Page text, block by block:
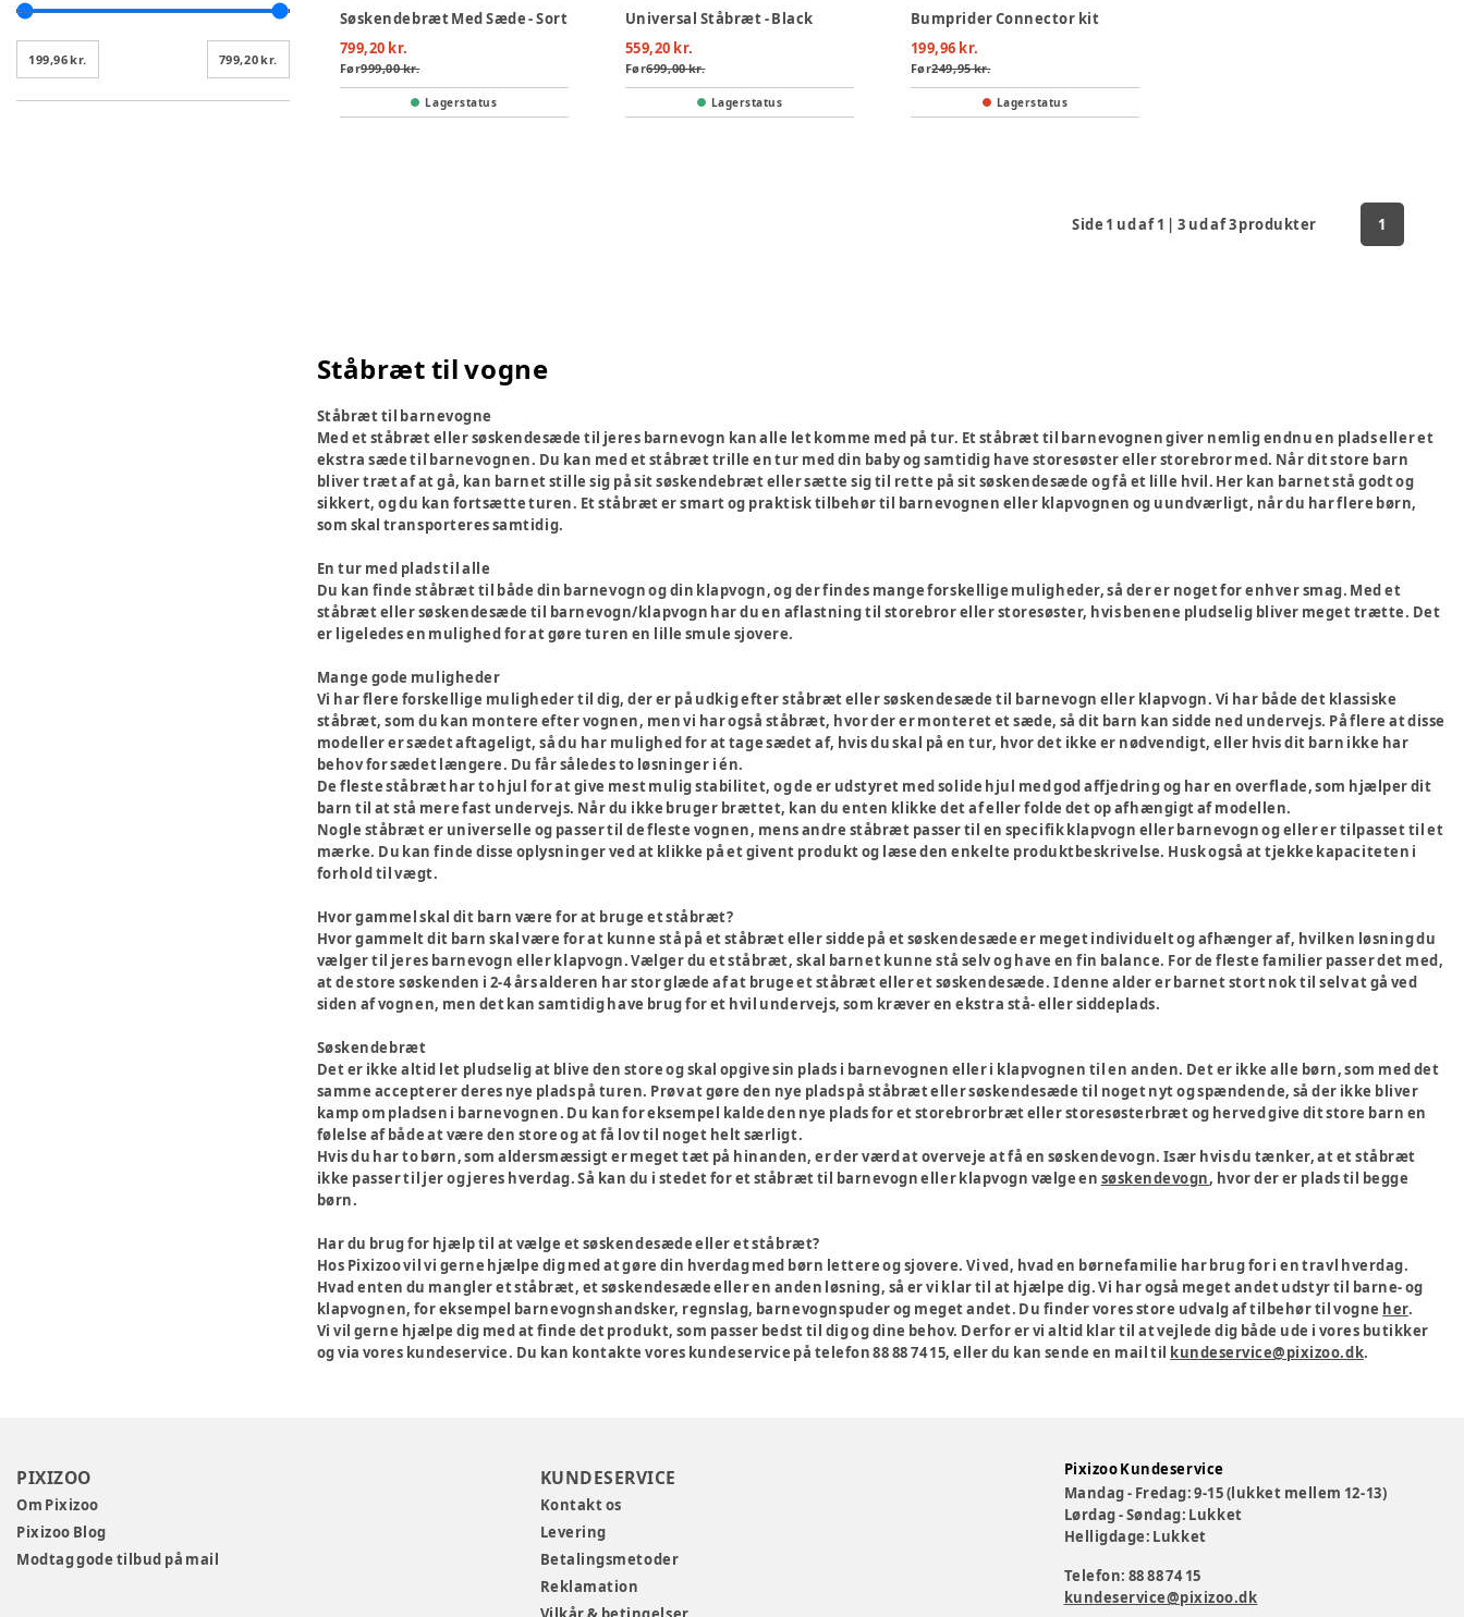
199,96 kr. 799,20 kr.
Søskendebræt Med Sæde - Sort
799,20 kr.
Før999,00 kr.
Lagerstatus
Universal Ståbræt - Black
559,20 kr.
Før699,00 kr.
Lagerstatus
Bumprider Connector kit
199,96 kr.
Før249,95 kr.
Lagerstatus
Side 1 ud af1 |3 ud af3produkter 1
Ståbræt til vogne
Ståbræt til barnevogne
Med et ståbræt eller søskendesæde til jeres barnevogn kan alle let komme med på tur. Et ståbræt til barnevognen giver nemlig endnu en plads eller et
ekstra sæde til barnevognen. Du kan med et ståbræt trille en tur med din baby og samtidig have storesøster eller storebror med. Når dit store barn
bliver træt af at gå, kan barnet stille sig på sit søskendebræt eller sætte sig til rette på sit søskendesæde og få et lille hvil. Her kan barnet stå godt og
sikkert, og du kan fortsætte turen. Et ståbræt er smart og praktisk tilbehør til barnevognen eller klapvognen og uundværligt, når du har flere børn,
som skal transporteres samtidig.
En tur med plads til alle
Du kan finde ståbræt til både din barnevogn og din klapvogn, og der findes mange forskellige muligheder, så der er noget for enhver smag. Med et
ståbræt eller søskendesæde til barnevogn/klapvogn har du en aflastning til storebror eller storesøster, hvis benene pludselig bliver meget trætte. Det
er ligeledes en mulighed for at gøre turen en lille smule sjovere.
Mange gode muligheder
Vi har flere forskellige muligheder til dig, der er på udkig efter ståbræt eller søskendesæde til barnevogn eller klapvogn. Vi har både det klassiske
ståbræt, som du kan montere efter vognen, men vi har også ståbræt, hvor der er monteret et sæde, så dit barn kan sidde ned undervejs. På flere at disse
modeller er sædet aftageligt, så du har mulighed for at tage sædet af, hvis du skal på en tur, hvor det ikke er nødvendigt, eller hvis dit barn ikke har
behov for sædet længere. Du får således to løsninger i én.
De fleste ståbræt har to hjul for at give mest mulig stabilitet, og de er udstyret med solide hjul med god affjedring og har en overflade, som hjælper dit
barn til at stå mere fast undervejs. Når du ikke bruger brættet, kan du enten klikke det af eller folde det op afhængigt af modellen.
Nogle ståbræt er universelle og passer til de fleste vognen, mens andre ståbræt passer til en specifik klapvogn eller barnevogn og eller er tilpasset til et
mærke. Du kan finde disse oplysninger ved at klikke på et givent produkt og læse den enkelte produktbeskrivelse. Husk også at tjekke kapaciteten i
forhold til vægt.
Hvor gammel skal dit barn være for at bruge et ståbræt?
Hvor gammelt dit barn skal være for at kunne stå på et ståbræt eller sidde på et søskendesæde er meget individuelt og afhænger af, hvilken løsning du
vælger til jeres barnevogn eller klapvogn. Vælger du et ståbræt, skal barnet kunne stå selv og have en fin balance. For de fleste familier passer det med,
at de store søskenden i 2-4 års alderen har stor glæde af at bruge et ståbræt eller et søskendesæde. I denne alder er barnet stort nok til selv at gå ved
siden af vognen, men det kan samtidig have brug for et hvil undervejs, som kræver en ekstra stå- eller siddeplads.
Søskendebræt
Det er ikke altid let pludselig at blive den store og skal opgive sin plads i barnevognen eller i klapvognen til en anden. Det er ikke alle børn, som med det
samme accepterer deres nye plads på turen. Prøv at gøre den nye plads på ståbræt eller søskendesæde til noget nyt og spændende, så der ikke bliver
kamp om pladsen i barnevognen. Du kan for eksempel kalde den nye plads for et storebrorbræt eller storesøsterbræt og herved give dit store barn en
følelse af både at være den store og at få lov til noget helt særligt.
Hvis du har to børn, som aldersmæssigt er meget tæt på hinanden, er der værd at overveje at få en søskendevogn. Især hvis du tænker, at et ståbræt
ikke passer til jer og jeres hverdag. Så kan du i stedet for et ståbræt til barnevogn eller klapvogn vælge en søskendevogn, hvor der er plads til begge
børn.
Har du brug for hjælp til at vælge et søskendesæde eller et ståbræt?
Hos Pixizoo vil vi gerne hjælpe dig med at gøre din hverdag med børn lettere og sjovere. Vi ved, hvad en børnefamilie har brug for i en travl hverdag.
Hvad enten du mangler et ståbræt, et søskendesæde eller en anden løsning, så er vi klar til at hjælpe dig. Vi har også meget andet udstyr til barne- og
klapvognen, for eksempel barnevognshandsker, regnslag, barnevognspuder og meget andet. Du finder vores store udvalg af tilbehør til vogne her.
Vi vil gerne hjælpe dig med at finde det produkt, som passer bedst til dig og dine behov. Derfor er vi altid klar til at vejlede dig både ude i vores butikker
og via vores kundeservice. Du kan kontakte vores kundeservice på telefon 88 88 74 15, eller du kan sende en mail til kundeservice@pixizoo.dk.
PIXIZOO
Om Pixizoo
Pixizoo Blog
Modtag gode tilbud på mail
KUNDESERVICE
Kontakt os
Levering
Betalingsmetoder
Reklamation
Pixizoo Kundeservice
Mandag - Fredag: 9-15 (lukket mellem 12-13)
Lørdag - Søndag: Lukket
Helligdage: Lukket
Telefon: 88 88 74 15
kundeservice@pixizoo.dk